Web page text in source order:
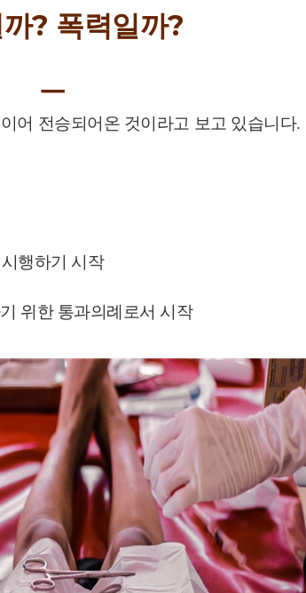
? 폭력일까?
ㅡ
어 전승되어온 것이라고 보고 있습니다.
행하기 시작
위한 통과의례 로서 시작